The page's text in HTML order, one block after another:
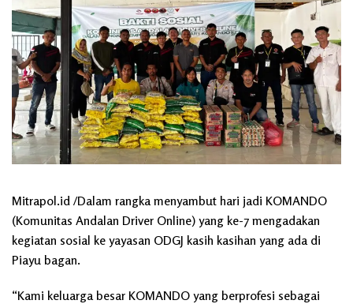
Mitrapol.id /Dalam rangka menyambut hari jadi KOMANDO
(Komunitas Andalan Driver Online) yang ke-7 mengadakan
kegiatan sosial ke yayasan ODGJ kasih kasihan yang ada di
Piayu bagan.
“Kami keluarga besar KOMANDO yang berprofesi sebagai